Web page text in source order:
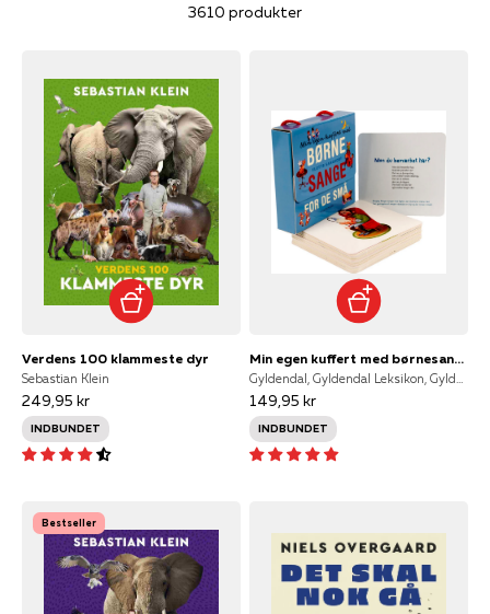
3610 produkter
Verdens 100 klammeste dyr
Sebastian Klein
249,95 kr
INDBUNDET
Min egen kuffert med børnesange for de små. Flotte sangkort
149,95 kr
INDBUNDET
Bestseller